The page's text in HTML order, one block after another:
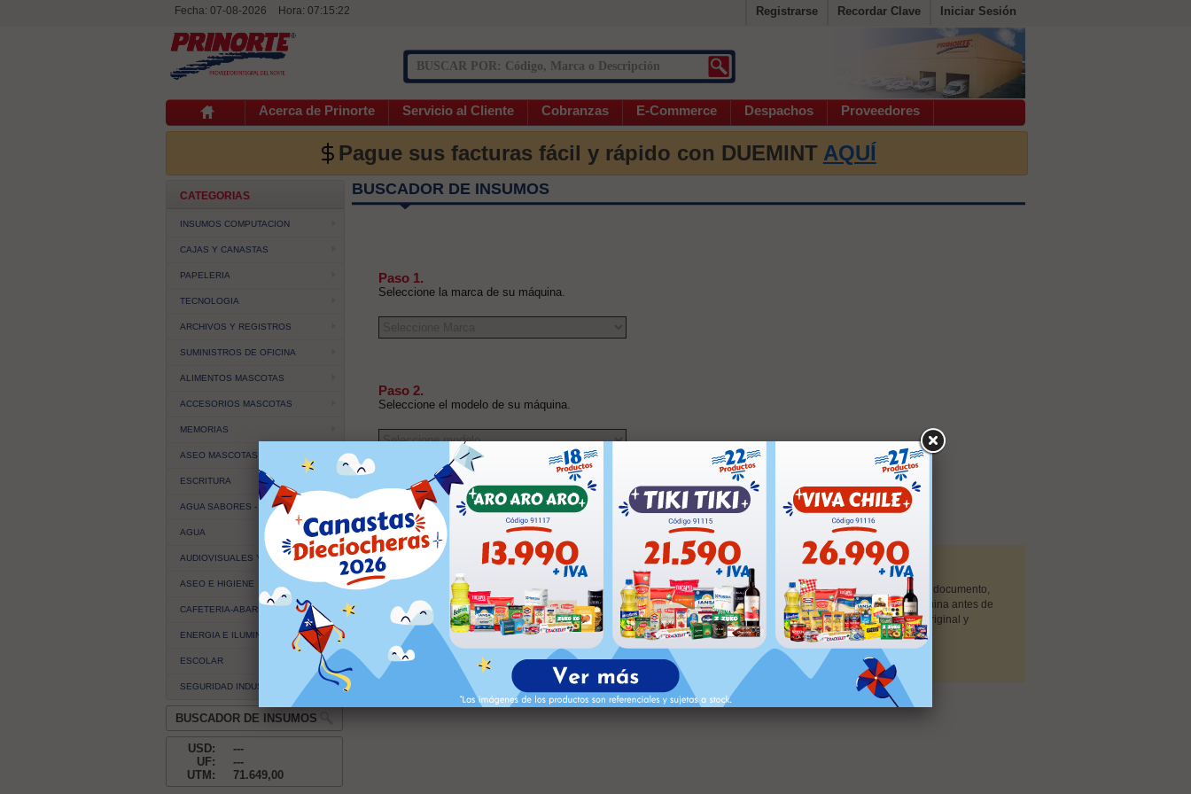
Fecha: 07-08-2026 Hora: 07:15:22 Registrarse Recordar Clave Iniciar Sesión
Acerca de Prinorte Servicio al Cliente Cobranzas E-Commerce Despachos Proveedores
Pague sus facturas fácil y rápido con DUEMINT AQUÍ
CATEGORIAS
INSUMOS COMPUTACION
CAJAS Y CANASTAS
PAPELERIA
TECNOLOGIA
ARCHIVOS Y REGISTROS
SUMINISTROS DE OFICINA
ALIMENTOS MASCOTAS
ACCESORIOS MASCOTAS
MEMORIAS
ASEO MASCOTAS
ESCRITURA
AGUA SABORES - JUGO - NECTAR
AGUA
AUDIOVISUALES Y EQUIPOS
ASEO E HIGIENE
CAFETERIA-ABARROTES
ENERGIA E ILUMINACION
ESCOLAR
SEGURIDAD INDUSTRIAL
BUSCADOR DE INSUMOS
USD:
---
UF:
---
UTM:
71.649,00
BUSCADOR DE INSUMOS
Paso 1.
Seleccione la marca de su máquina.
Paso 2.
Seleccione el modelo de su máquina.
Si tiene alguna duda sobre el insumo que utiliza su máquina puede contactar a su Ejecutivo de Cuenta ó
también puede revisar el Cátalogo fisico de
PRINORTE S.A. de la página
CAMBIO DE PRODUCTOS
Al momento de recibir el pedido, debe revisarlo completamente. Si encuentra alguna inconsistencia, regístrela en el documento,
guía de despacho o factura. Para losInsumos Computacionales, cerciórese que sean los compatibles con su máquina antes de
abrir la caja original.Prinorte S.A.hará los cambios pertinentes, siempre y cuando se encuentren en su empaque original y
permanezcan intactos y sin abrir.